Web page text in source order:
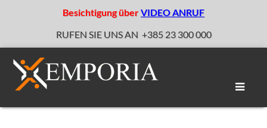
Besichtigung überVIDEO ANRUF
RUFEN SIE UNS AN +385 23 300 000